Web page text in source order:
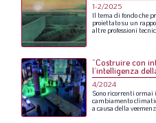
1-2/2025
Il tema di fondoche
proiettatosu un
altre professioni
“Costruire con
l’intelligenza
4/2024
Sono ricorrenti ormai i
cambiamento
a causa della